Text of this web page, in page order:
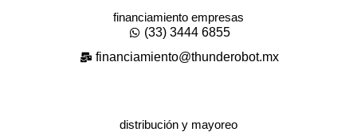
financiamiento empresas
(33) 3444 6855
financiamiento@thunderobot.mx
distribución y mayoreo